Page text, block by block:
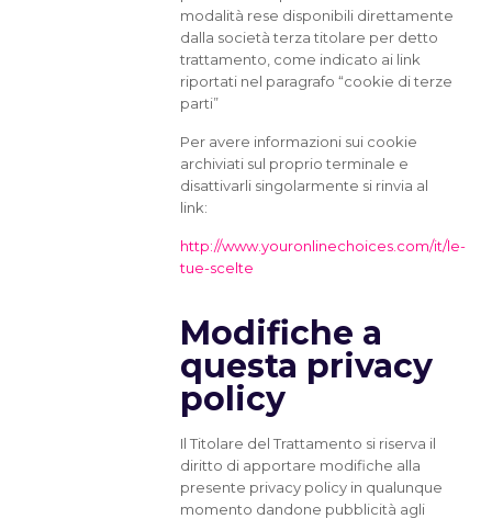
modalità rese disponibili direttamente
dalla società terza titolare per detto
trattamento, come indicato ai link
riportati nel paragrafo “cookie di terze
parti”
Per avere informazioni sui cookie
archiviati sul proprio terminale e
disattivarli singolarmente si rinvia al
link:
http://www.youronlinechoices.com/it/le-
tue-scelte
Modifiche a
questa privacy
policy
Il Titolare del Trattamento si riserva il
diritto di apportare modifiche alla
presente privacy policy in qualunque
momento dandone pubblicità agli